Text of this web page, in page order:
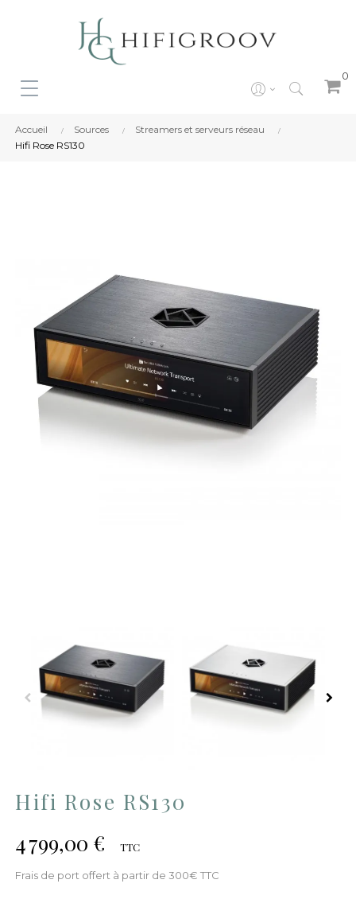
0
Accueil Sources
Streamers et serveurs réseau
Hifi Rose RS130
Hifi Rose RS130
4 799,00 €
TTC
Frais de port offert à partir de 300€ TTC